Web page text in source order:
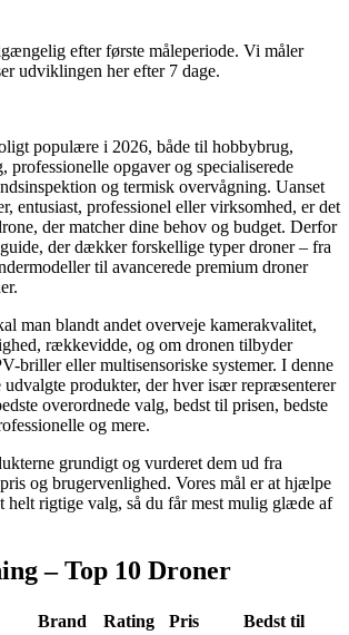
efter første måleperiode. Vi måler
udviklingen her efter 7 dage.
populære i 2026, både til hobbybrug,
professionelle opgaver og specialiserede
og termisk overvågning. Uanset
entusiast, professionel eller virksomhed, er det
der matcher dine behov og budget. Derfor
der dækker forskellige typer droner – fra
til avancerede premium droner
man blandt andet overveje kamerakvalitet,
rækkevidde, og om dronen tilbyder
briller eller multisensoriske systemer. I denne
produkter, der hver især repræsenterer
overordnede valg, bedst til prisen, bedste
og mere.
grundigt og vurderet dem ud fra
og brugervenlighed. Vores mål er at hjælpe
helt rigtige valg, så du får mest mulig glæde af
– Top 10 Droner
Brand Rating Pris Bedst til